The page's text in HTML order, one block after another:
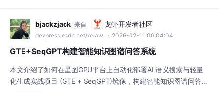
bjackzjack 来自 龙虾开发者社区
devpress.csdn.net/xclaw · 2026-02-11 00:04:04
GTE+SeqGPT构建智能知识图谱问答系统
本文介绍了如何在星图GPU平台上自动化部署AI 语义搜索与轻量
化生成实战项目 (GTE + SeqGPT)镜像，构建智能知识图谱问答系